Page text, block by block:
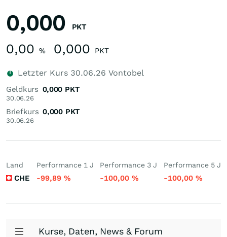
0,000 PKT
0,00 % 0,000 PKT
Letzter Kurs 30.06.26 Vontobel
Geldkurs
30.06.26
0,000 PKT
Briefkurs
30.06.26
0,000 PKT
Land
CHE
Performance 1 J
-99,89 %
Performance 3 J
-100,00%
Performance 5 J
-100,00 %
Kurse, Daten, News & Forum